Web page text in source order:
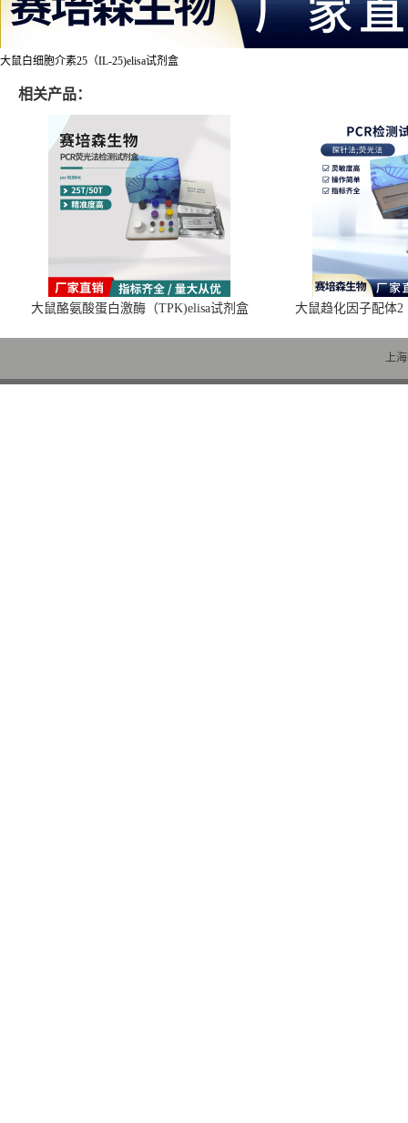
大鼠白细胞介素25（IL-25)elisa试剂盒
相关产品：
大鼠酪氨酸蛋白激酶（TPK)elisa试剂盒 大鼠趋化因子配体2
上